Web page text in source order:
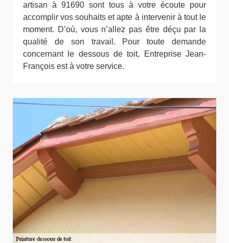
artisan à 91690 sont tous à votre écoute pour
accomplir vos souhaits et apte à intervenir à tout le
moment. D’où, vous n’allez pas être déçu par la
qualité de son travail. Pour toute demande
concernant le dessous de toit, Entreprise Jean-
François est à votre service.